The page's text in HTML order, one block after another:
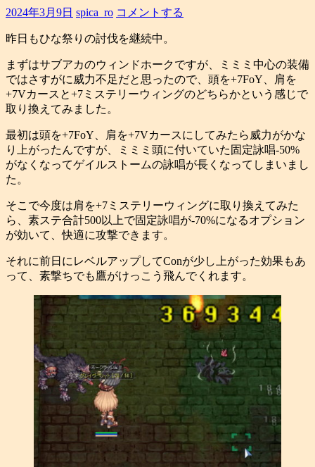
2024年3月9日 spica_ro コメントする
昨日もひな祭りの討伐を継続中。
まずはサブアカのウィンドホークですが、ミミミ中心の装備
ではさすがに威力不足だと思ったので、頭を+7FoY、肩を
+7Vカースと+7ミステリーウィングのどちらかという感じで
取り換えてみました。
最初は頭を+7FoY、肩を+7Vカースにしてみたら威力がかな
り上がったんですが、ミミミ頭に付いていた固定詠唱-50%
がなくなってゲイルストームの詠唱が長くなってしまいまし
た。
そこで今度は肩を+7ミステリーウィングに取り換えてみた
ら、素ステ合計500以上で固定詠唱が-70%になるオプション
が効いて、快適に攻撃できます。
それに前日にレベルアップしてConが少し上がった効果もあ
って、素撃ちでも鷹がけっこう飛んでくれます。